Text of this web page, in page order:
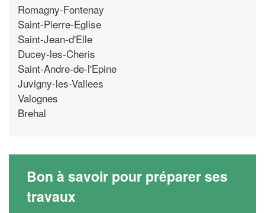
Romagny-Fontenay
Saint-Pierre-Eglise
Saint-Jean-d'Elle
Ducey-les-Cheris
Saint-Andre-de-l'Epine
Juvigny-les-Vallees
Valognes
Brehal
Bon à savoir pour préparer ses
travaux